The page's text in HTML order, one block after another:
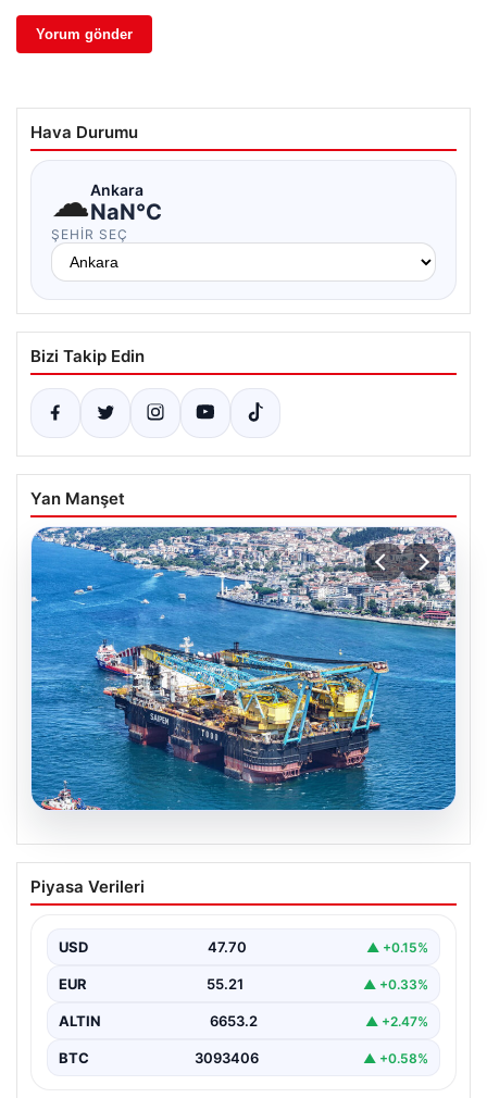
Hava Durumu
☁Ankara
NaN°C
ŞEHIR SEÇ
Bizi Takip Edin
Yan Manşet
06.08.2026
İstanbul Boğazı’ndan bir dev geçti.
Köprülerin altından geçebilmek için
Piyasa Verileri
USD 47.70 ▲ +0.15%
EUR 55.21 ▲ +0.33%
ALTIN 6653.2 ▲ +2.47%
BTC 3093406 ▲ +0.58%